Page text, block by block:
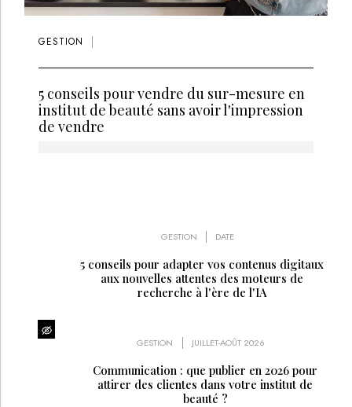
GESTION
5 conseils pour vendre du sur-mesure en
institut de beauté sans avoir l'impression
de vendre
GESTION DATE
5 conseils pour adapter vos contenus digitaux
aux nouvelles attentes des moteurs de
recherche à l'ère de l'IA
GESTION JUILLET-AOÛT 2026
Communication : que publier en 2026 pour
attirer des clientes dans votre institut de
beauté ?